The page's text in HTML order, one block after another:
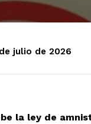
julio de 2026
la ley de